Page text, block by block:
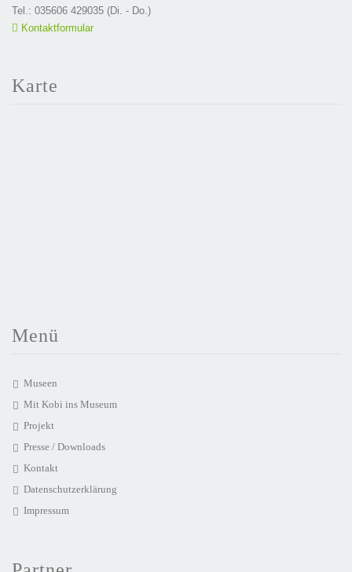
Tel.: 035606 429035 (Di. - Do.)
Kontaktformular
Karte
Menü
Museen
Mit Kobi ins Museum
Projekt
Presse / Downloads
Kontakt
Datenschutzerklärung
Impressum